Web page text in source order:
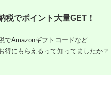
パック
5.0
[0019-0008]
5.0
税でポイント大量GET！
でAmazonギフトコードなど
得にもらえるって知ってましたか？